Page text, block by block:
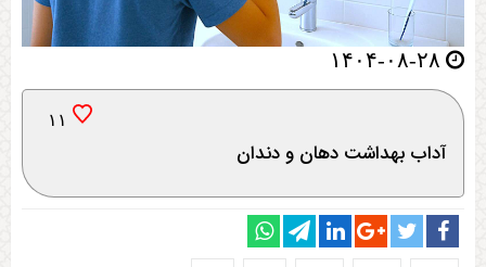
۱۱
آداب بهداشت دهان و دندان